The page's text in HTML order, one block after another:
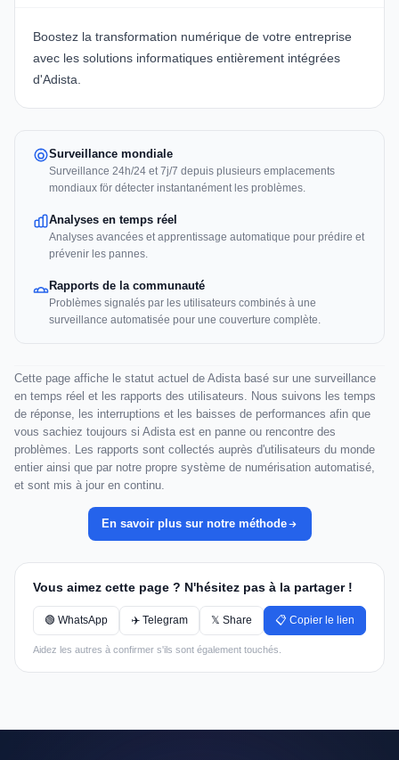
Boostez la transformation numérique de votre entreprise
avec les solutions informatiques entièrement intégrées
d'Adista.
Surveillance mondiale
Surveillance 24h/24 et 7j/7 depuis plusieurs emplacements
mondiaux för détecter instantanément les problèmes.
Analyses en temps réel
Analyses avancées et apprentissage automatique pour prédire et
prévenir les pannes.
Rapports de la communauté
Problèmes signalés par les utilisateurs combinés à une
surveillance automatisée pour une couverture complète.
Cette page affiche le statut actuel de Adista basé sur une surveillance
en temps réel et les rapports des utilisateurs. Nous suivons les temps
de réponse, les interruptions et les baisses de performances afin que
vous sachiez toujours si Adista est en panne ou rencontre des
problèmes. Les rapports sont collectés auprès d'utilisateurs du monde
entier ainsi que par notre propre système de numérisation automatisé,
et sont mis à jour en continu.
En savoir plus sur notre méthode
Vous aimez cette page ? N'hésitez pas à la partager !
🟢 WhatsApp ✈️ Telegram 𝕏 Share 📋 Copier le lien
Aidez les autres à confirmer s'ils sont également touchés.